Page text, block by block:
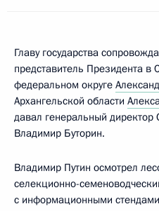
Главу государства
представитель Президента в
федеральном округе
Архангельской области
давал генеральный директор
Владимир Буторин.
Владимир Путин осмотрел
селекционно-
с информационными